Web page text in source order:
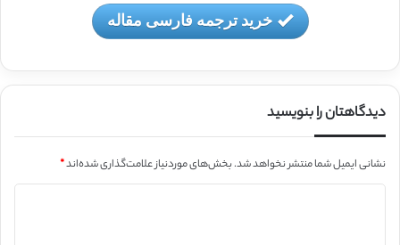
خرید ترجمه فارسی مقاله
دیدگاهتان را بنویسید
نشانی ایمیل شما منتشر نخواهد شد.بخش‌های موردنیاز علامت‌گذاری شده‌اند*